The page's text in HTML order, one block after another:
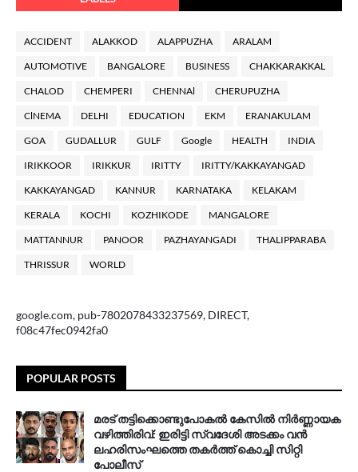
ACCIDENT ALAKKOD ALAPPUZHA ARALAM
AUTOMOTIVE BANGALORE BUSINESS CHAKKARAKKAL
CHALOD CHEMPERI CHENNAl CHERUPUZHA
ClNEMA DELHI EDUCATION EKM ERANAKULAM
GOA GUDALLUR GULF Google HEALTH INDIA
IRIKKOOR IRIKKUR IRITTY IRITTY/KAKKAYANGAD
KAKKAYANGAD KANNUR KARNATAKA KELAKAM
KERALA KOCHI KOZHIKODE MANGALORE
MATTANNUR PANOOR PAZHAYANGADI THALIPPARABA
THRISSUR WORLD
google.com, pub-7802078433237569, DIRECT,
f08c47fec0942fa0
POPULAR POSTS
മരട് തട്ടിക്കൊണ്ടുപോകൽ കേസിൽ നിർണ്ണായക
വഴിത്തിരിവ്: ഇരിട്ടി സ്വദേശി അടക്കം വൻ
ലഹരിസംഘത്തെ തകർത്ത് കൊച്ചി സിറ്റി
പോലീസ്